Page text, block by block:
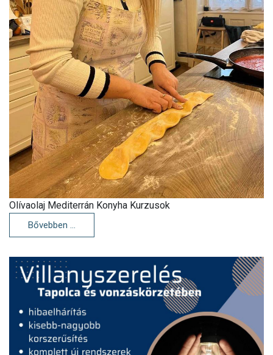
Olívaolaj Mediterrán Konyha Kurzusok
Bővebben …